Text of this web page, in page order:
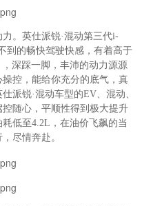
。英仕派锐·混动第三代i-
到的畅快驾驶快感，有着高于
深踩一脚，丰沛的动力源源
控，能给你充分的底气，真
派锐·混动车型的EV、混动、
随心，平顺性得到极大提升
低至4.2L，在油价飞飙的当
尽情奔赴。